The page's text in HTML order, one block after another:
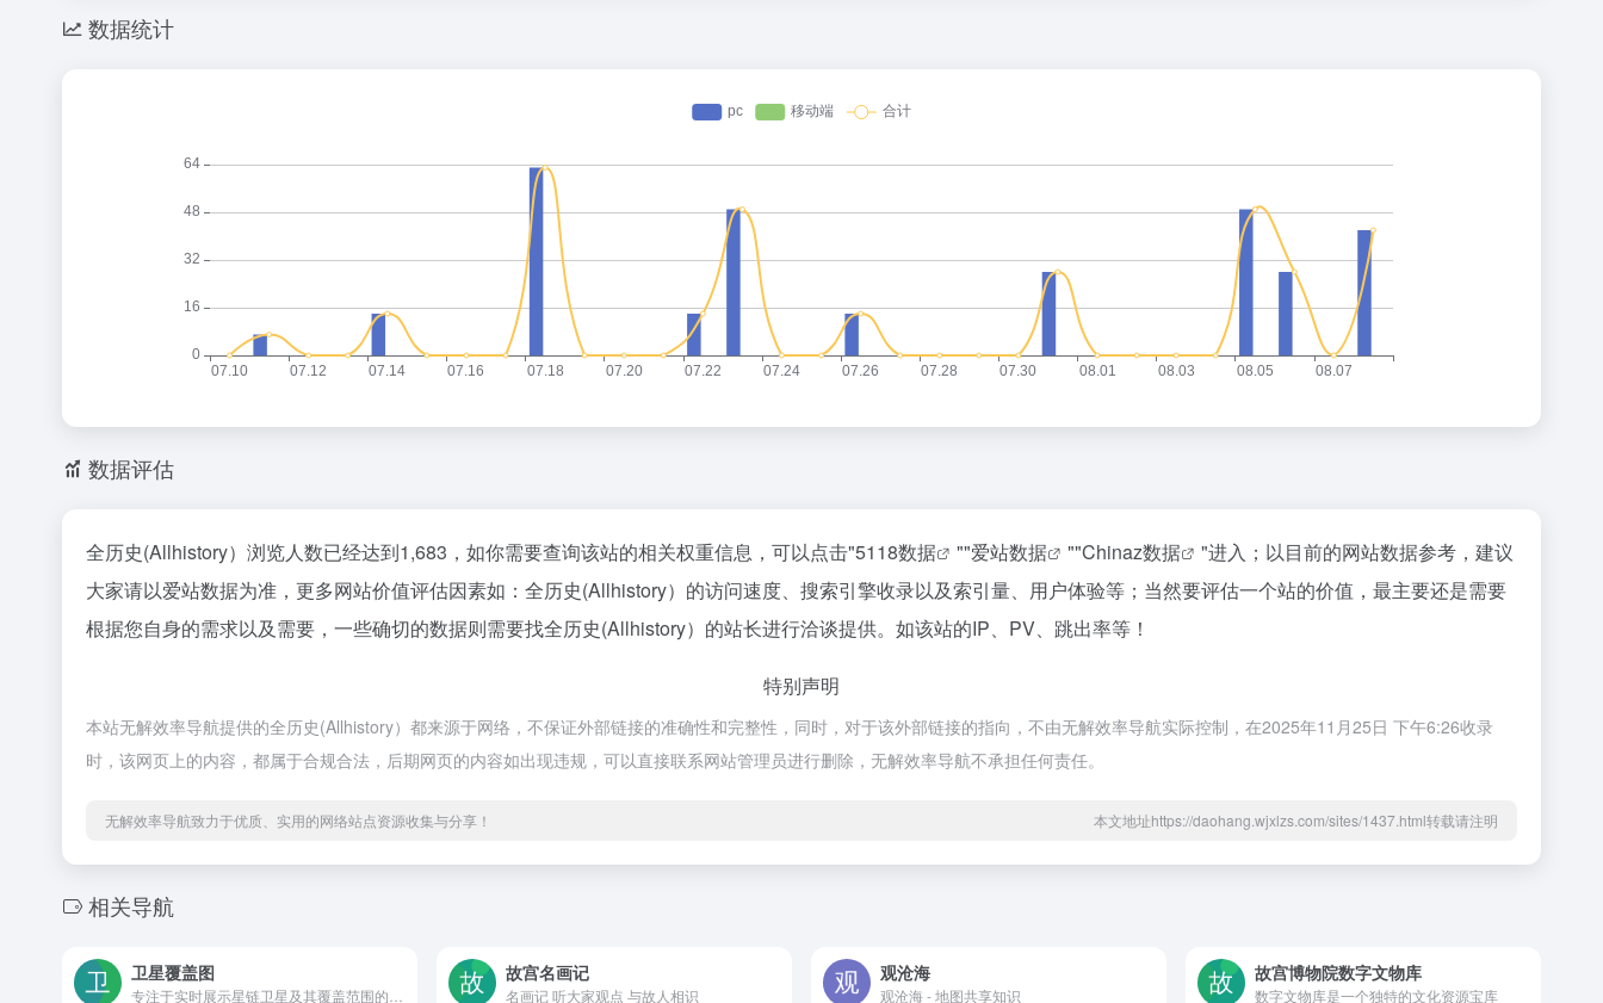
数据统计
数据评估
全历史(Allhistory）浏览人数已经达到1,683，如你需要查询该站的相关权重信息，可以点击"5118数据 ""爱站数据 ""Chinaz数据
"进入；以目前的网站数据参考，建议
大家请以爱站数据为准，更多网站价值评估因素如：全历史(Allhistory）的访问速度、搜索引擎收录以及索引量、用户体验等；当然要评估一个站的价值，最主要还是需要
根据您自身的需求以及需要，一些确切的数据则需要找全历史(Allhistory）的站长进行洽谈提供。如该站的IP、PV、跳出率等！
特别声明
本站无解效率导航提供的全历史(Allhistory）都来源于网络，不保证外部链接的准确性和完整性，同时，对于该外部链接的指向，不由无解效率导航实际控制，在2025年11月25日 下午6:26收录
时，该网页上的内容，都属于合规合法，后期网页的内容如出现违规，可以直接联系网站管理员进行删除，无解效率导航不承担任何责任。
无解效率导航致力于优质、实用的网络站点资源收集与分享！ 本文地址https://daohang.wjxlzs.com/sites/1437.html转载请注明
相关导航
卫星覆盖图 故宫名画记
名画记 听大家观点 与故人相识
观沧海
观沧海 - 地图共享知识
故宫博物院数字文物库
数字文物库是一个独特的文化资源宝库